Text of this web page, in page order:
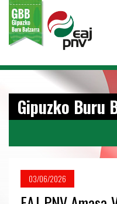
Gipuzko Buru
03/06/2026